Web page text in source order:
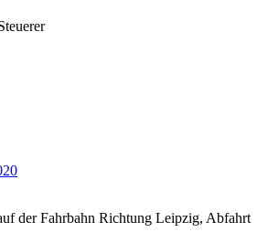
der Fahrbahn Richtung Leipzig, Abfahrt